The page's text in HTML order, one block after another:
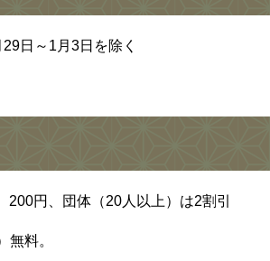
日～1月3日を除く
円、団体（20人以上）は2割引
料。